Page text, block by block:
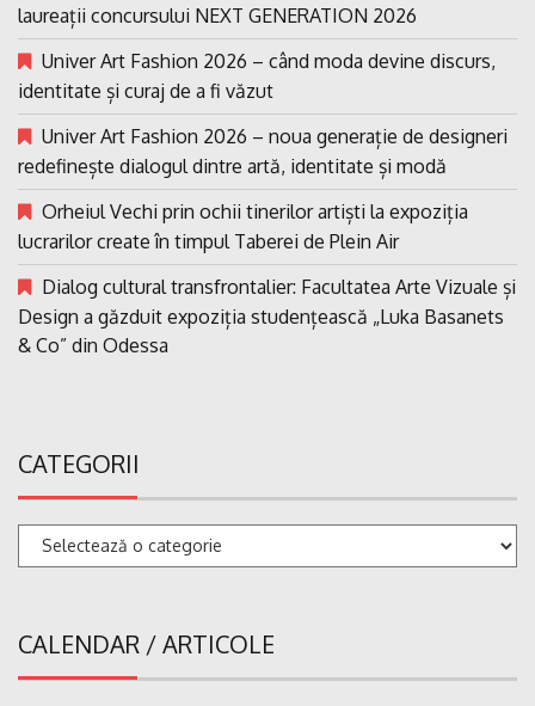
laureații concursului NEXT GENERATION 2026
Univer Art Fashion 2026 – când moda devine discurs,
identitate și curaj de a fi văzut
Univer Art Fashion 2026 – noua generație de designeri
redefinește dialogul dintre artă, identitate și modă
Orheiul Vechi prin ochii tinerilor artiști la expoziția
lucrarilor create în timpul Taberei de Plein Air
Dialog cultural transfrontalier: Facultatea Arte Vizuale și
Design a găzduit expoziția studențească „Luka Basanets
& Co” din Odessa
CATEGORII
Categorii
CALENDAR / ARTICOLE